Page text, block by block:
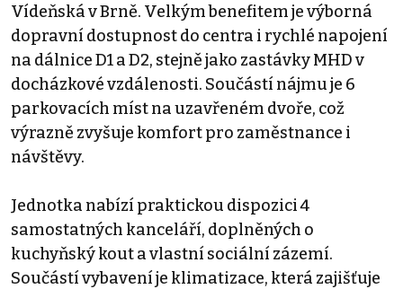
Vídeňská v Brně. Velkým benefitem je výborná
dopravní dostupnost do centra i rychlé napojení
na dálnice D1 a D2, stejně jako zastávky MHD v
docházkové vzdálenosti. Součástí nájmu je 6
parkovacích míst na uzavřeném dvoře, což
výrazně zvyšuje komfort pro zaměstnance i
návštěvy.
Jednotka nabízí praktickou dispozici 4
samostatných kanceláří, doplněných o
kuchyňský kout a vlastní sociální zázemí.
Součástí vybavení je klimatizace, která zajišťuje